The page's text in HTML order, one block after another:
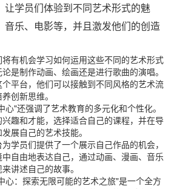
让学员们体验到不同艺术形式的魅
音乐、电影等，并且激发他们的创造
有机会学习如何运用这些不同的艺术形式
是制作动画、绘画还是进行歌曲的演唱。
平台，他们可以接触到不同风格的艺术流
创新思维。
心"还强调了艺术教育的多元化和个性化。
趣和才能，选择适合自己的课程，并在导
展自己的艺术技能。
学员们提供了一个展示自己作品的机会，
自由地表达自己，通过动画、漫画、音乐
讲述自己的故事。
心：探索无限可能的艺术之旅"是一个全方